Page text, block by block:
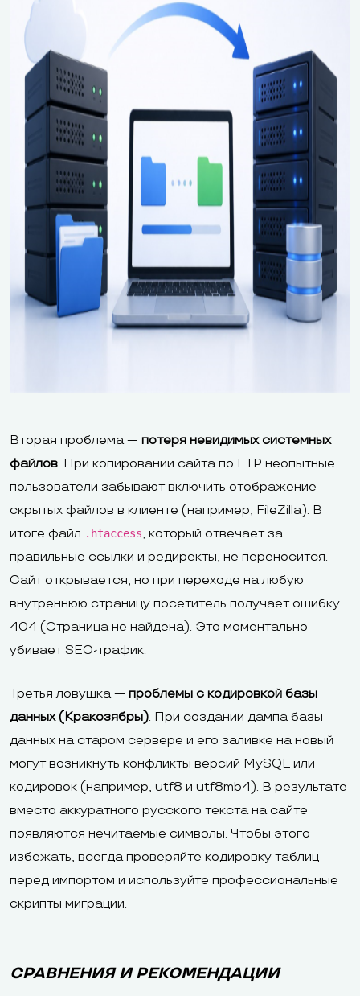
Вторая проблема — потеря невидимых системных
файлов. При копировании сайта по FTP неопытные
пользователи забывают включить отображение
скрытых файлов в клиенте (например, FileZilla). В
итоге файл .htaccess, который отвечает за
правильные ссылки и редиректы, не переносится.
Сайт открывается, но при переходе на любую
внутреннюю страницу посетитель получает ошибку
404 (Страница не найдена). Это моментально
убивает SEO-трафик.
Третья ловушка — проблемы с кодировкой базы
данных (Кракозябры). При создании дампа базы
данных на старом сервере и его заливке на новый
могут возникнуть конфликты версий MySQL или
кодировок (например, utf8 и utf8mb4). В результате
вместо аккуратного русского текста на сайте
появляются нечитаемые символы. Чтобы этого
избежать, всегда проверяйте кодировку таблиц
перед импортом и используйте профессиональные
скрипты миграции.
СРАВНЕНИЯ И РЕКОМЕНДАЦИИ